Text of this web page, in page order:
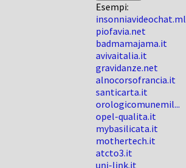
Esempi:
insonniavideochat.ml
piofavia.net
badmamajama.it
avivaitalia.it
gravidanze.net
alnocorsofrancia.it
santicarta.it
orologicomunemil...
opel-qualita.it
mybasilicata.it
mothertech.it
atcto3.it
uni-link.it